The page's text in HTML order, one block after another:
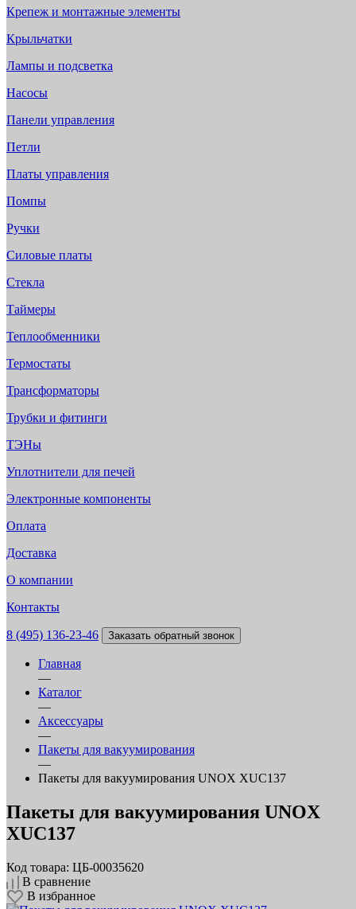
Крепеж и монтажные элементы
Крыльчатки
Лампы и подсветка
Насосы
Панели управления
Петли
Платы управления
Помпы
Ручки
Силовые платы
Стекла
Таймеры
Теплообменники
Термостаты
Трансформаторы
Трубки и фитинги
ТЭНы
Уплотнители для печей
Электронные компоненты
Оплата
Доставка
О компании
Контакты
8 (495) 136-23-46 Заказать обратный звонок
Главная
—
Каталог
—
Аксессуары
—
Пакеты для вакуумирования
—
Пакеты для вакуумирования UNOX XUC137
Пакеты для вакуумирования UNOX
XUC137
Код товара: ЦБ-00035620
В сравнение
В избранное